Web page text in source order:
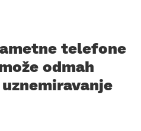
telefone
odmah